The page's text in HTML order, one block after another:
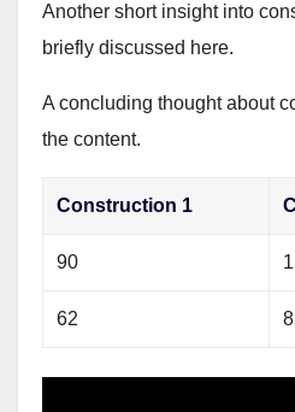
Another short insight into
briefly discussed here.
A concluding thought about
the content.
Construction 1
90
62